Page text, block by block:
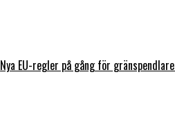
Nya EU-regler på gång för